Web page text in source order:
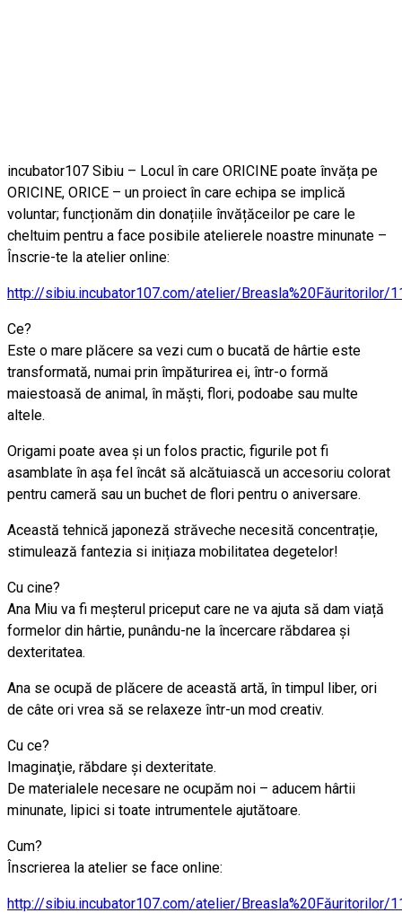
incubator107 Sibiu – Locul în care ORICINE poate învăța pe
ORICINE, ORICE – un proiect în care echipa se implică
voluntar; funcționăm din donațiile învățăceilor pe care le
cheltuim pentru a face posibile atelierele noastre minunate –
Înscrie-te la atelier online:
http://sibiu.incubator107.com/atelier/Breasla%20Făuritorilor/
Ce?
Este o mare plăcere sa vezi cum o bucată de hârtie este
transformată, numai prin împăturirea ei, într-o formă
maiestoasă de animal, în măști, flori, podoabe sau multe
altele.
Origami poate avea și un folos practic, figurile pot fi
asamblate în așa fel încât să alcătuiască un accesoriu colorat
pentru cameră sau un buchet de flori pentru o aniversare.
Această tehnică japoneză străveche necesită concentrație,
stimulează fantezia si inițiaza mobilitatea degetelor!
Cu cine?
Ana Miu va fi meșterul priceput care ne va ajuta să dam viață
formelor din hârtie, punându-ne la încercare răbdarea și
dexteritatea.
Ana se ocupă de plăcere de această artă, în timpul liber, ori
de câte ori vrea să se relaxeze într-un mod creativ.
Cu ce?
Imaginaţie, răbdare și dexteritate.
De materialele necesare ne ocupăm noi – aducem hârtii
minunate, lipici si toate intrumentele ajutătoare.
Cum?
Înscrierea la atelier se face online:
http://sibiu.incubator107.com/atelier/Breasla%20Făuritorilor/